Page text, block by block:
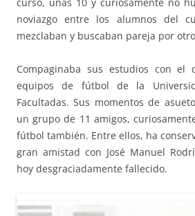
curso, unas 10 y curiosamente no
noviazgo entre los alumnos del
mezclaban y buscaban pareja por
Compaginaba sus estudios con el
equipos de fútbol de la
Facultadas. Sus momentos de
un grupo de 11 amigos,
fútbol también. Entre ellos, ha
gran amistad con José Manuel
hoy desgraciadamente fallecido.